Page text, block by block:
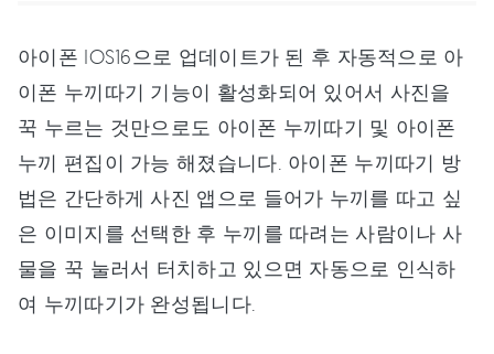
아이폰 IOS16으로 업데이트가 된 후 자동적으로 아
이폰 누끼따기 기능이 활성화되어 있어서 사진을
꾹 누르는 것만으로도 아이폰 누끼따기 및 아이폰
누끼 편집이 가능 해졌습니다. 아이폰 누끼따기 방
법은 간단하게 사진 앱으로 들어가 누끼를 따고 싶
은 이미지를 선택한 후 누끼를 따려는 사람이나 사
물을 꾹 눌러서 터치하고 있으면 자동으로 인식하
여 누끼따기가 완성됩니다.